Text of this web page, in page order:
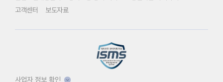
고객센터
보도자료
사업자 정보 확인